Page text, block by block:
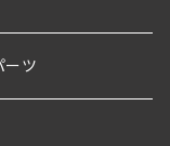
ーツ